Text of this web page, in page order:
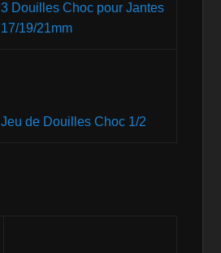
3 Douilles Choc pour Jantes
17/19/21mm
Jeu de Douilles Choc 1/2